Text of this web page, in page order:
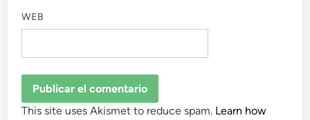
WEB
This site uses Akismet to reduce spam. Learn how